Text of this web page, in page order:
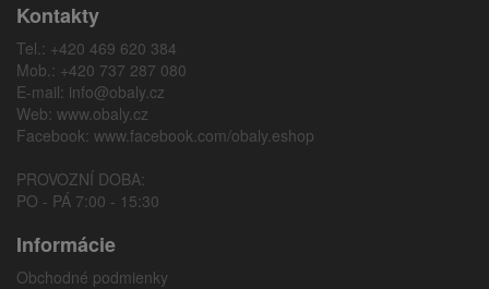
Kontakty
Tel.: +420 469 620 384
Mob.: +420 737 287 080
E-mail: info@obaly.cz
Web: www.obaly.cz
Facebook: www.facebook.com/obaly.eshop
PROVOZNÍ DOBA:
PO - PÁ 7:00 - 15:30
Informácie
Obchodné podmienky